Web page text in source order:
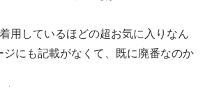
用しているほどの超お気に入りなん
ジにも記載がなくて、既に廃番なのか